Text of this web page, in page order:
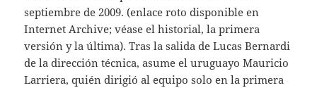
septiembre de 2009. (enlace roto disponible en
Internet Archive; véase el historial, la primera
versión y la última). Tras la salida de Lucas Bernardi
de la dirección técnica, asume el uruguayo Mauricio
Larriera, quién dirigió al equipo solo en la primera